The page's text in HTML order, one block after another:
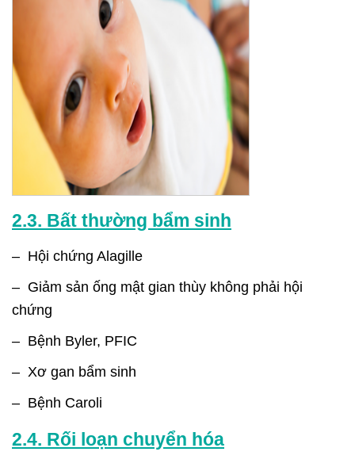
2.3. Bất thường bẩm sinh
– Hội chứng Alagille
– Giảm sản ống mật gian thùy không phải hội
chứng
– Bệnh Byler, PFIC
– Xơ gan bẩm sinh
– Bệnh Caroli
2.4. Rối loạn chuyển hóa